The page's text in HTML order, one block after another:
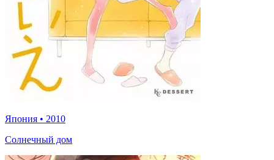
Япония • 2010
Солнечный дом